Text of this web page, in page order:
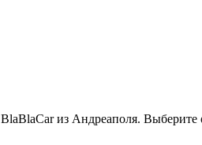
из Андреаполя.